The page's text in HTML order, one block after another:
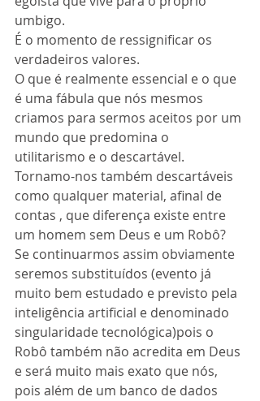
umbigo.
É o momento de ressignificar os
verdadeiros valores.
O que é realmente essencial e o que
é uma fábula que nós mesmos
criamos para sermos aceitos por um
mundo que predomina o
utilitarismo e o descartável.
Tornamo-nos também descartáveis
como qualquer material, afinal de
contas , que diferença existe entre
um homem sem Deus e um Robô?
Se continuarmos assim obviamente
seremos substituídos (evento já
muito bem estudado e previsto pela
inteligência artificial e denominado
singularidade tecnológica)pois o
Robô também não acredita em Deus
e será muito mais exato que nós,
pois além de um banco de dados